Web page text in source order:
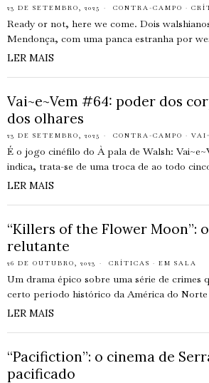
23 DE SETEMBRO, 2025 CONTRA-CAMPO ·
Ready or not, here we come. Dois
Mendonça, com uma panca estranha por
LER MAIS
Vai~e~Vem #64: poder dos
dos olhares
23 DE SETEMBRO, 2025 CONTRA-CAMPO ·
É o jogo cinéfilo do À pala de Walsh:
indica, trata-se de uma troca de ao todo
LER MAIS
“Killers of the Flower Moon”:
relutante
26 DE OUTUBRO, 2023 CRÍTICAS · EM SALA
Um drama épico sobre uma série de crimes
certo período histórico da América do
LER MAIS
“Pacifiction”: o cinema de
pacificado